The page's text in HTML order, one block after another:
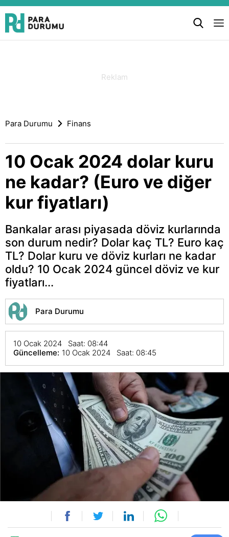
Para Durumu Finans
10 Ocak 2024 dolar kuru
ne kadar? (Euro ve diğer
kur fiyatları)
Bankalar arası piyasada döviz kurlarında
son durum nedir? Dolar kaç TL? Euro kaç
TL? Dolar kuru ve döviz kurları ne kadar
oldu? 10 Ocak 2024 güncel döviz ve kur
fiyatları...
Para Durumu
10 Ocak 2024 Saat: 08:44
Güncelleme: 10 Ocak 2024 Saat: 08:45